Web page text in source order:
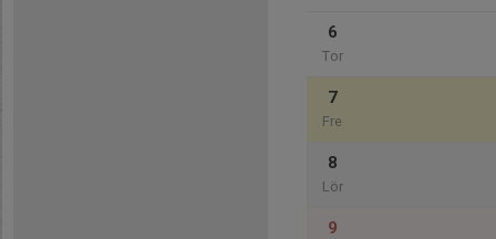
6
Tor
7
Fre
8
Lör
9